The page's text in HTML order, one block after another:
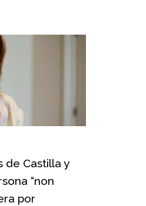
de Castilla y
“non
por